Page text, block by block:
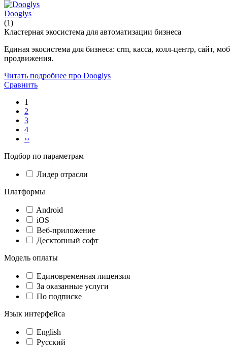
Dooglys
(1)
Кластерная экосистема для автоматизации бизнеса
Единая экосистема для бизнеса: crm, касса, колл-центр, сайт,
продвижения.
Читать подробнее про Dooglys
Сравнить
1
2
3
4
››
Подбор по параметрам
Лидер отрасли
Платформы
Android
iOS
Веб-приложение
Десктопный софт
Модель оплаты
Единовременная лицензия
За оказанные услуги
По подписке
Язык интерфейса
English
Русский